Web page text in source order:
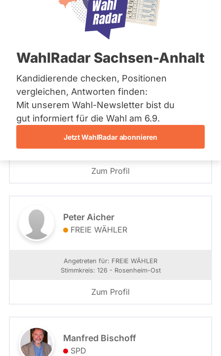
Bremen
Hamburg
Mecklenburg-Vorpommern
Nordrhein-Westfalen
Saarland
Sachsen
Sachsen-Anhalt
Sachsen-Anhalt
Schleswig-Holstein
Thüringen
Archiv
WahlRadar Sachsen-Anhalt
Kandidierende checken, Positionen
vergleichen, Antworten finden:
Mit unserem Wahl-Newsletter bist du
gut informiert für die Wahl am 6.9.
Jetzt WahlRadar abonnieren
Partei
- Alle -
126 - Rosenheim-Ost
Wahlliste
- Alle -
126 - Rosenheim-Ost
Klaus Stöttner
CSU
Angetreten für: CSU
Stimmkreis: 126 - Rosenheim-Ost
Zum Profil
Peter Aicher
FREIE WÄHLER
Angetreten für: FREIE WÄHLER
Stimmkreis: 126 - Rosenheim-Ost
Zum Profil
Manfred Bischoff
SPD